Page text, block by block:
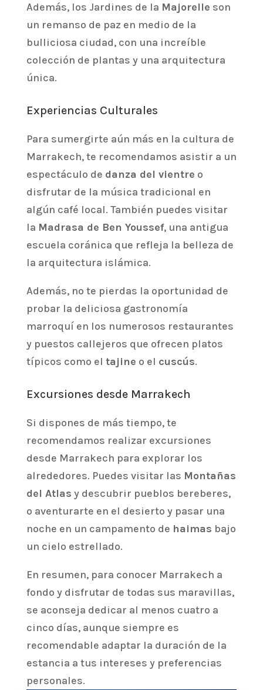
Además, los Jardines de la Majorelle son
un remanso de paz en medio de la
bulliciosa ciudad, con una increíble
colección de plantas y una arquitectura
única.
Experiencias Culturales
Para sumergirte aún más en la cultura de
Marrakech, te recomendamos asistir a un
espectáculo de danza del vientre o
disfrutar de la música tradicional en
algún café local. También puedes visitar
la Madrasa de Ben Youssef, una antigua
escuela coránica que refleja la belleza de
la arquitectura islámica.
Además, no te pierdas la oportunidad de
probar la deliciosa gastronomía
marroquí en los numerosos restaurantes
y puestos callejeros que ofrecen platos
típicos como el tajine o el cuscús.
Excursiones desde Marrakech
Si dispones de más tiempo, te
recomendamos realizar excursiones
desde Marrakech para explorar los
alrededores. Puedes visitar las Montañas
del Atlas y descubrir pueblos bereberes,
o aventurarte en el desierto y pasar una
noche en un campamento de haimas bajo
un cielo estrellado.
En resumen, para conocer Marrakech a
fondo y disfrutar de todas sus maravillas,
se aconseja dedicar al menos cuatro a
cinco días, aunque siempre es
recomendable adaptar la duración de la
estancia a tus intereses y preferencias
personales.